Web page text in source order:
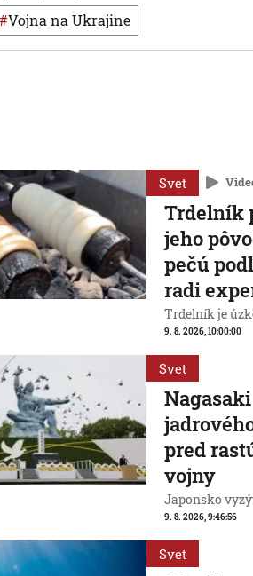
# vojna na Ukrajine
Svet
Trdelník
jeho
pečú
radi
Trdelník je
9. 8. 2026, 10:00:00
Svet
pred
vojny
Japonsko
9. 8. 2026, 9:46:56
Svet